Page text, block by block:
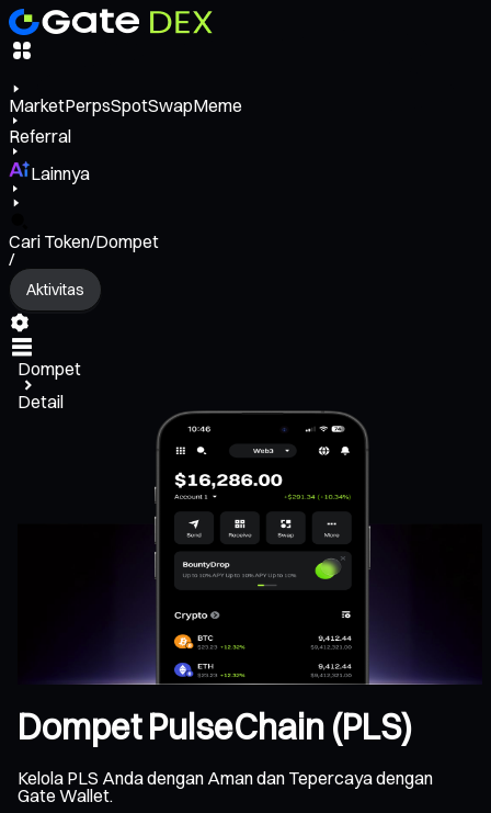
MarketPerpsSpotSwapMeme
Referral
Lainnya
Cari Token/Dompet
/
Aktivitas
Dompet
Detail
Dompet PulseChain (PLS)
Kelola PLS Anda dengan Aman dan Tepercaya dengan
Gate Wallet.